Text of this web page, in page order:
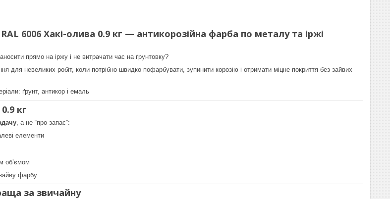
6006 Хакі-олива 0.9 кг — антикорозійна фарба по металу та іржі
прямо на іржу і не витрачати час на ґрунтовку?
для невеликих робіт, коли потрібно швидко пофарбувати, зупинити корозію і отримати міцне покриття без зайвих
ґрунт, антикор і емаль
кг
, а не “про запас”:
елементи
об’ємом
фарбу
за звичайну